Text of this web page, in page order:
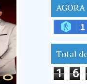
AGORA
1
Total
1 6